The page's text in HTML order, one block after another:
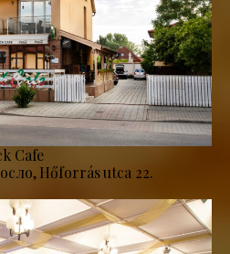
Cafe
Hőforrás utca 22.